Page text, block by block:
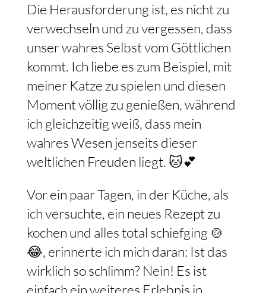
Die Herausforderung ist, es nicht zu
verwechseln und zu vergessen, dass
unser wahres Selbst vom Göttlichen
kommt. Ich liebe es zum Beispiel, mit
meiner Katze zu spielen und diesen
Moment völlig zu genießen, während
ich gleichzeitig weiß, dass mein
wahres Wesen jenseits dieser
weltlichen Freuden liegt. 🐱💕
Vor ein paar Tagen, in der Küche, als
ich versuchte, ein neues Rezept zu
kochen und alles total schiefging 🍲
😂, erinnerte ich mich daran: Ist das
wirklich so schlimm? Nein! Es ist
einfach ein weiteres Erlebnis in